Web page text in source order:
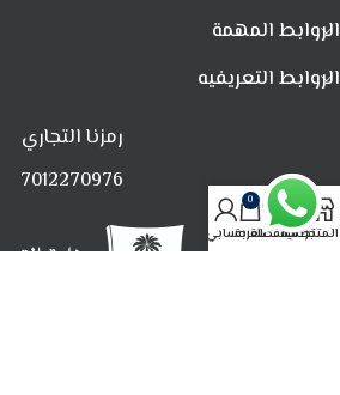
الروابط المهمة
الروابط التعريفيه
رمزنا التجاري
7012270976
المتجرتصفيةالمفضلة
0
العربةحسابي